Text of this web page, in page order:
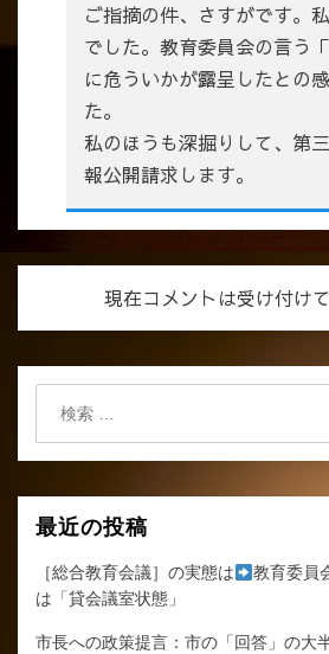
ご指摘の件、さすがです。
でした。教育委員会の言う
に危ういかが露呈したとの
た。
私のほうも深掘りして、第
報公開請求します。
現在コメントは受け付け
最近の投稿
［総合教育会議］の実態は
教育委員
は「貸会議室状態」
市長への政策提言：市の「回答」の大